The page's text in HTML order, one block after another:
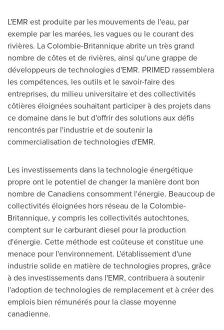
L'EMR est produite par les mouvements de l'eau, par
exemple par les marées, les vagues ou le courant des
rivières. La Colombie-Britannique abrite un très grand
nombre de côtes et de rivières, ainsi qu'une grappe de
développeurs de technologies d'EMR. PRIMED rassemblera
les compétences, les outils et le savoir-faire des
entreprises, du milieu universitaire et des collectivités
côtières éloignées souhaitant participer à des projets dans
ce domaine dans le but d'offrir des solutions aux défis
rencontrés par l'industrie et de soutenir la
commercialisation de technologies d'EMR.
Les investissements dans la technologie énergétique
propre ont le potentiel de changer la manière dont bon
nombre de Canadiens consomment l'énergie. Beaucoup de
collectivités éloignées hors réseau de la Colombie-
Britannique, y compris les collectivités autochtones,
comptent sur le carburant diesel pour la production
d'énergie. Cette méthode est coûteuse et constitue une
menace pour l'environnement. L'établissement d'une
industrie solide en matière de technologies propres, grâce
à des investissements dans l'EMR, contribuera à soutenir
l'adoption de technologies de remplacement et à créer des
emplois bien rémunérés pour la classe moyenne
canadienne.